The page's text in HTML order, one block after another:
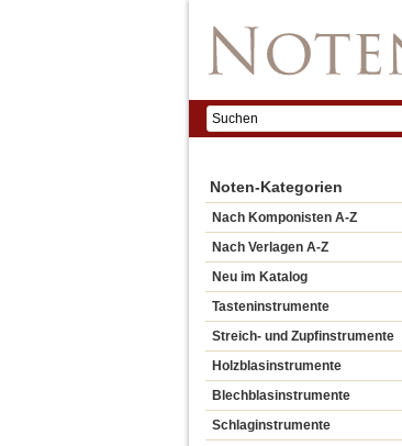
Noten-Kategorien
Nach Komponisten A-Z
Nach Verlagen A-Z
Neu im Katalog
Tasteninstrumente
Streich- und Zupfinstrumente
Holzblasinstrumente
Blechblasinstrumente
Schlaginstrumente